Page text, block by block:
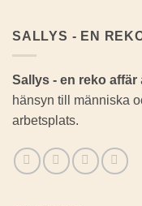
SALLYS - EN
Sallys - en reko affär
hänsyn till människa
arbetsplats.